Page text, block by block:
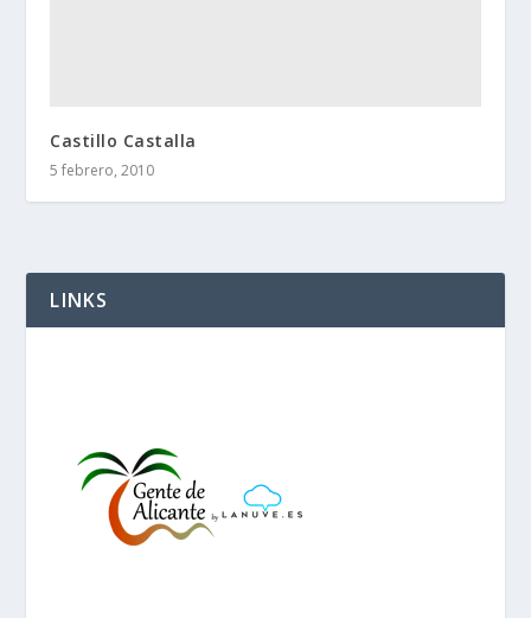
Castillo Castalla
5 febrero, 2010
LINKS